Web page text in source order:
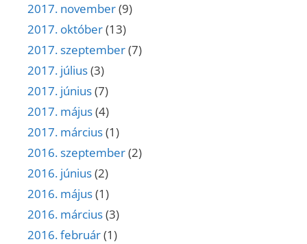
2017. november(9)
2017. október(13)
2017. szeptember(7)
2017. július(3)
2017. június(7)
2017. május(4)
2017. március(1)
2016. szeptember(2)
2016. június(2)
2016. május(1)
2016. március(3)
2016. február(1)